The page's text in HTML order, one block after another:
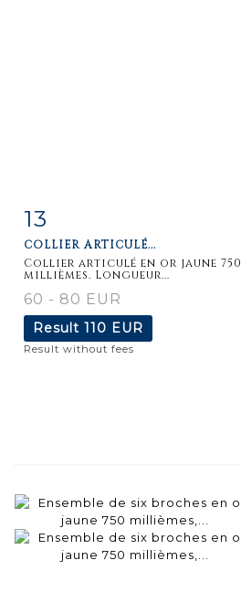
Item detail
13
COLLIER ARTICULÉ...
Collier articulé en or jaune 750
millièmes. Longueur...
60 - 80 EUR
Result 110 EUR
Result without fees